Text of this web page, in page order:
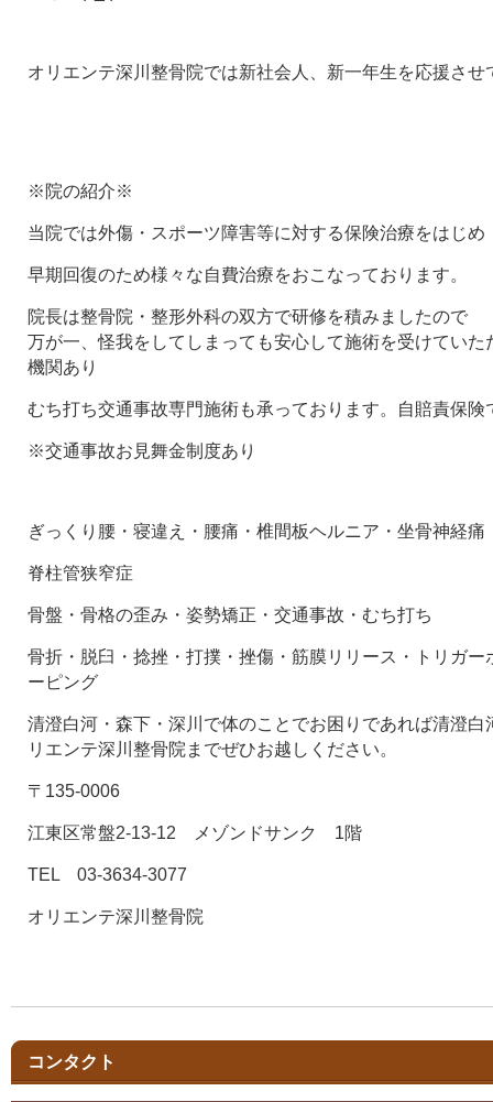
オリエンテ深川整骨院では新社会人、新一年生を応援させ
※院の紹介※
当院では外傷・スポーツ障害等に対する保険治療をはじめ
早期回復のため様々な自費治療をおこなっております。
院長は整骨院・整形外科の双方で研修を積みましたので
万が一、怪我をしてしまっても安心して施術を受けてい
機関あり
むち打ち交通事故専門施術も承っております。自賠責保険
※交通事故お見舞金制度あり
ぎっくり腰・寝違え・腰痛・椎間板ヘルニア・坐骨神経痛
脊柱管狭窄症
骨盤・骨格の歪み・姿勢矯正・交通事故・むち打ち
骨折・脱臼・捻挫・打撲・挫傷・筋膜リリース・トリガー
ーピング
清澄白河・森下・深川で体のことでお困りであれば清澄
リエンテ深川整骨院までぜひお越しください。
〒135-0006
江東区常盤2-13-12 メゾンドサンク 1階
TEL 03-3634-3077
オリエンテ深川整骨院
コンタクト